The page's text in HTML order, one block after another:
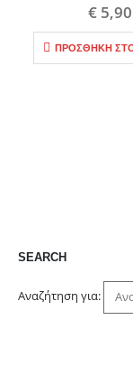
€5,90
ΠΡΟΣΘΉΚΗ
SEARCH
Αναζήτηση για: